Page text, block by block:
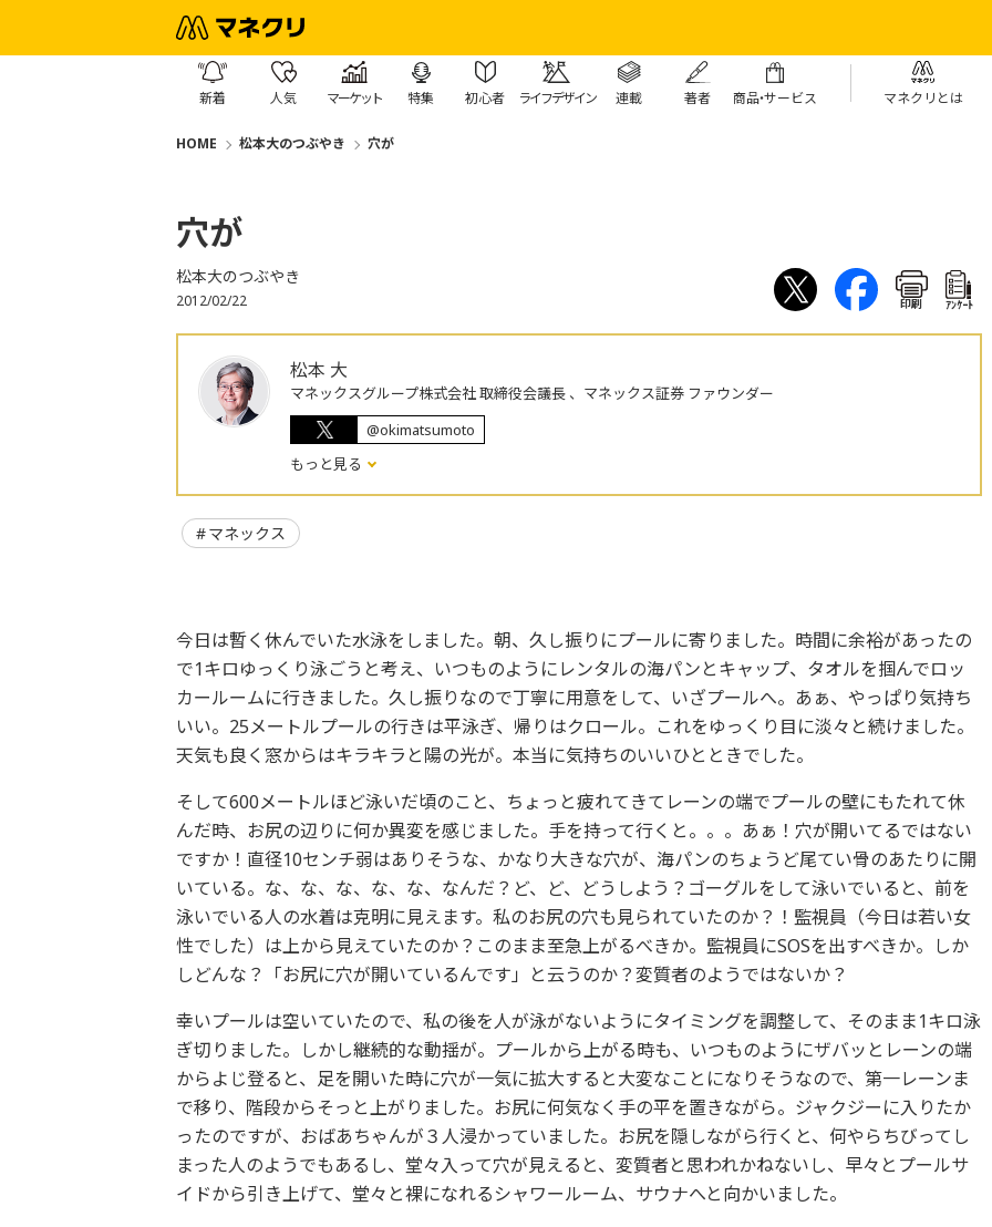
新着 人気 マーケット 特集 初心者 ライフデザイン 連載 著者 商品・サービス マネクリとは
HOME 松本大のつぶやき 穴が
穴が
松本大のつぶやき
2012/02/22 印刷 ｱﾝｹｰﾄ
松本 大
マネックスグループ株式会社 取締役会議長 、マネックス証券 ファウンダー
@okimatsumoto
もっと見る
マネックス
今日は暫く休んでいた水泳をしました。朝、久し振りにプールに寄りました。時間に余裕があったの
で1キロゆっくり泳ごうと考え、いつものようにレンタルの海パンとキャップ、タオルを掴んでロッ
カールームに行きました。久し振りなので丁寧に用意をして、いざプールへ。あぁ、やっぱり気持ち
いい。25メートルプールの行きは平泳ぎ、帰りはクロール。これをゆっくり目に淡々と続けました。
天気も良く窓からはキラキラと陽の光が。本当に気持ちのいいひとときでした。
そして600メートルほど泳いだ頃のこと、ちょっと疲れてきてレーンの端でプールの壁にもたれて休
んだ時、お尻の辺りに何か異変を感じました。手を持って行くと。。。あぁ！穴が開いてるではない
ですか！直径10センチ弱はありそうな、かなり大きな穴が、海パンのちょうど尾てい骨のあたりに開
いている。な、な、な、な、な、なんだ？ど、ど、どうしよう？ゴーグルをして泳いでいると、前を
泳いでいる人の水着は克明に見えます。私のお尻の穴も見られていたのか？！監視員（今日は若い女
性でした）は上から見えていたのか？このまま至急上がるべきか。監視員にSOSを出すべきか。しか
しどんな？「お尻に穴が開いているんです」と云うのか？変質者のようではないか？
幸いプールは空いていたので、私の後を人が泳がないようにタイミングを調整して、そのまま1キロ泳
ぎ切りました。しかし継続的な動揺が。プールから上がる時も、いつものようにザバッとレーンの端
からよじ登ると、足を開いた時に穴が一気に拡大すると大変なことになりそうなので、第一レーンま
で移り、階段からそっと上がりました。お尻に何気なく手の平を置きながら。ジャクジーに入りたか
ったのですが、おばあちゃんが３人浸かっていました。お尻を隠しながら行くと、何やらちびってし
まった人のようでもあるし、堂々入って穴が見えると、変質者と思われかねないし、早々とプールサ
イドから引き上げて、堂々と裸になれるシャワールーム、サウナへと向かいました。